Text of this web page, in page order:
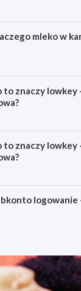
mleko w
to znaczy lowkey
to znaczy lowkey
logowanie